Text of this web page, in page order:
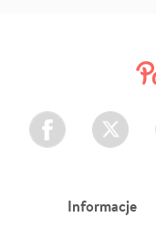
Facebook Twitter
Informacje